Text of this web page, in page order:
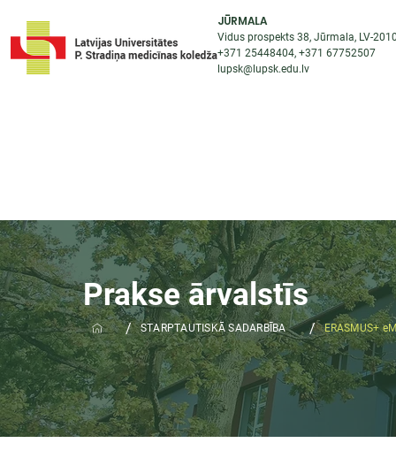
JŪRMALA
Vidus prospekts 38, Jūrmala, LV-
+371 25448404, +371 67752507
lupsk@lupsk.edu.lv
Prakse ārvalstīs
/ STARPTAUTISKĀ SADARBĪBA / ERASMUS+